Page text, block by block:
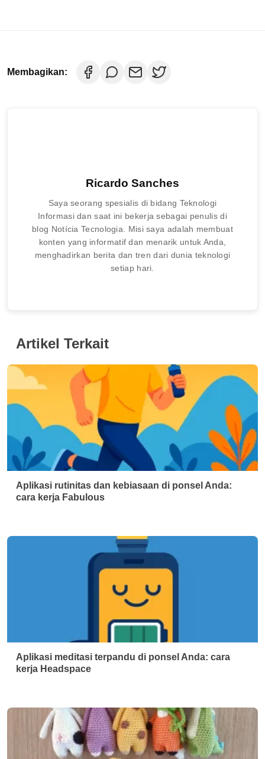
Membagikan:
Ricardo Sanches
Saya seorang spesialis di bidang Teknologi
Informasi dan saat ini bekerja sebagai penulis di
blog Notícia Tecnologia. Misi saya adalah membuat
konten yang informatif dan menarik untuk Anda,
menghadirkan berita dan tren dari dunia teknologi
setiap hari.
Artikel Terkait
Aplikasi rutinitas dan kebiasaan di ponsel Anda:
cara kerja Fabulous
Aplikasi meditasi terpandu di ponsel Anda: cara
kerja Headspace